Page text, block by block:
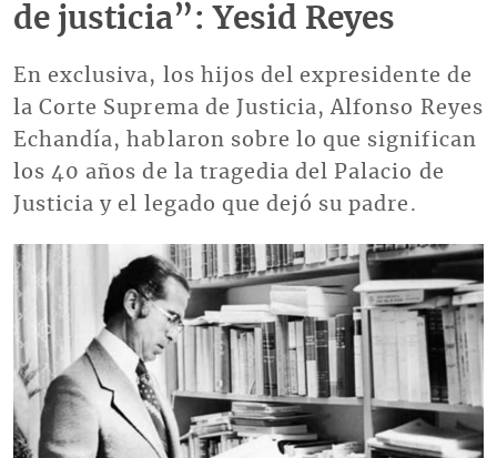
de justicia”: Yesid Reyes
En exclusiva, los hijos del expresidente de
la Corte Suprema de Justicia, Alfonso Reyes
Echandía, hablaron sobre lo que significan
los 40 años de la tragedia del Palacio de
Justicia y el legado que dejó su padre.
Imagen